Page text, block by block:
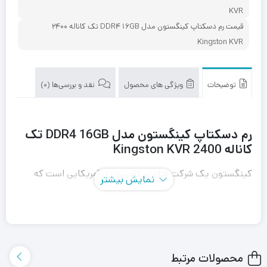
KVR
قیمت رم دسکتاپ کینگستون مدل DDR4 16GB تک کاناله 2400
Kingston KVR
توضیحات ویژگی های محصول نقد و بررسی‌ها (0)
رم دسکتاپ کینگستون مدل DDR4 16GB تک
کاناله 2400 Kingston KVR
کینگستون یک شرکت فناوری کامپیوتری آمریکایی است که
نمایش بیشتر
محصولات مرتبط